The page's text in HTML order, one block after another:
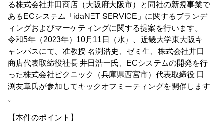
る株式会社井田商店（大阪府大阪市）と同社の新規事業で
あるECシステム「idaNET SERVICE」に関するブランデ
ィングおよびマーケティングに関する提案を行います。
令和5年（2023年）10月11日（水）、近畿大学東大阪キ
ャンパスにて、准教授 名渕浩史、ゼミ生、株式会社井田
商店代表取締役社長 井田浩一氏、ECシステムの開発を行
った株式会社ピクニック（兵庫県西宮市）代表取締役 田
渕友章氏が参加してキックオフミーティングを開催します
。
【本件のポイント】